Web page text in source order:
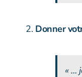
Donner
« …